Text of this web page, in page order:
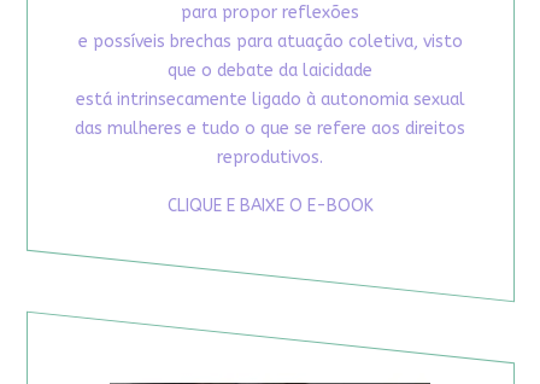
para propor reflexões
e possíveis brechas para atuação coletiva, visto
que o debate da laicidade
está intrinsecamente ligado à autonomia sexual
das mulheres e tudo o que se refere aos direitos
reprodutivos.
CLIQUE E BAIXE O E-BOOK